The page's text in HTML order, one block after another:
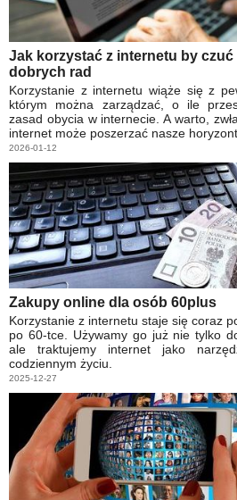
Jak korzystać z internetu by czuć
dobrych rad
Korzystanie z internetu wiąże się z
którym można zarządzać, o ile
zasad obycia w internecie. A warto,
internet może poszerzać nasze
2026-01-12
Zakupy online dla osób 60plus
Korzystanie z internetu staje się coraz
po 60-tce. Używamy go już nie tylko
ale traktujemy internet jako
codziennym życiu.
2025-12-27